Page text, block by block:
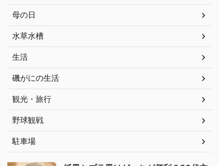
母の日
水草水槽
生活
磯がにの生活
観光・旅行
野球観戦
駐車場